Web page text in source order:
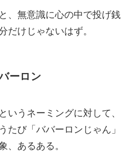
、無意識に心の中で投げ銭
だけじゃないはず。
ーロン
いうネーミングに対して、
たび「ババーロンじゃん」
、あるある。